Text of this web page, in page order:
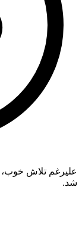
علیرغم تلاش خوب،
شد.